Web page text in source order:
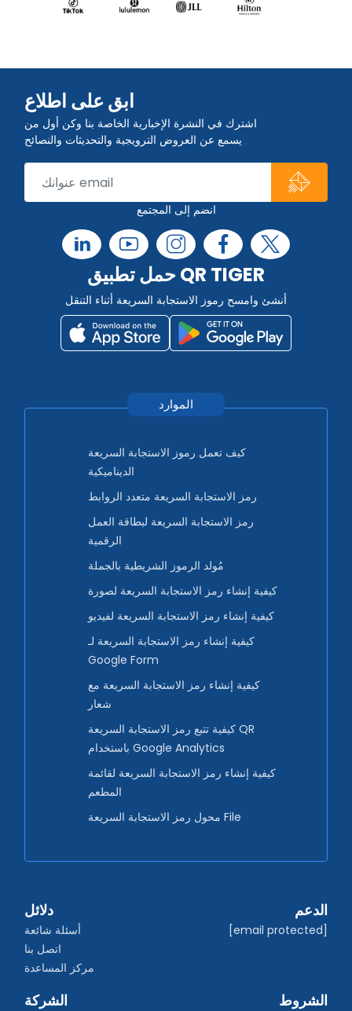
ابق على اطلاع
اشترك في النشرة الإخبارية الخاصة بنا وكن أول من
يسمع عن العروض الترويجية والتحديثات والنصائح
انضم إلى المجتمع
حمل تطبيق QR TIGER
أنشئ وامسح رموز الاستجابة السريعة أثناء التنقل
الموارد
كيف تعمل رموز الاستجابة السريعة
الديناميكية
رمز الاستجابة السريعة متعدد الروابط
رمز الاستجابة السريعة لبطاقة العمل
الرقمية
مُولد الرموز الشريطية بالجملة
كيفية إنشاء رمز الاستجابة السريعة لصورة
كيفية إنشاء رمز الاستجابة السريعة لفيديو
كيفية إنشاء رمز الاستجابة السريعة لـ
Google Form
كيفية إنشاء رمز الاستجابة السريعة مع
شعار
كيفية تتبع رمز الاستجابة السريعة QR
باستخدام Google Analytics
كيفية إنشاء رمز الاستجابة السريعة لقائمة
المطعم
محول رمز الاستجابة السريعة File
دلائل
أسئلة شائعة
اتصل بنا
مركز المساعدة
الدعم
[email protected]
الشركة الشروط